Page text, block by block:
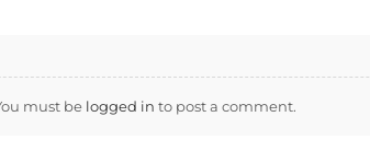
must be logged in to post a comment.